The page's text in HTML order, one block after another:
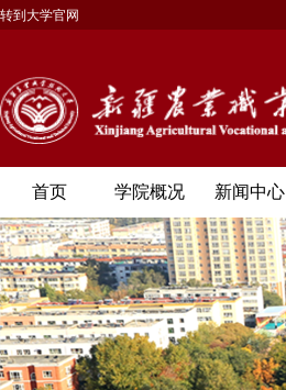
转到大学官网
首页 学院概况 新闻中心